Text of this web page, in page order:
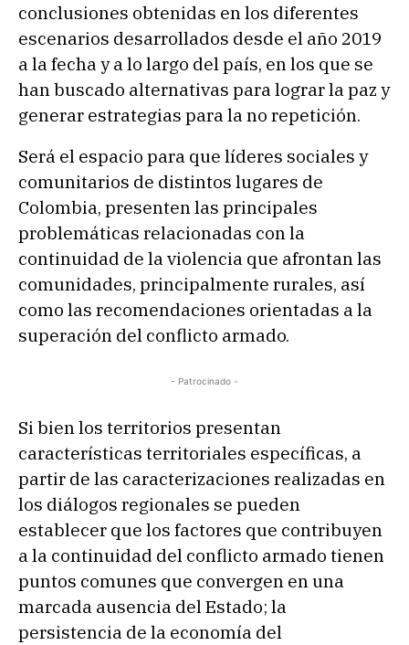
conclusiones obtenidas en los diferentes
escenarios desarrollados desde el año 2019
a la fecha y a lo largo del país, en los que se
han buscado alternativas para lograr la paz y
generar estrategias para la no repetición.
Será el espacio para que líderes sociales y
comunitarios de distintos lugares de
Colombia, presenten las principales
problemáticas relacionadas con la
continuidad de la violencia que afrontan las
comunidades, principalmente rurales, así
como las recomendaciones orientadas a la
superación del conflicto armado.
- Patrocinado -
Si bien los territorios presentan
características territoriales específicas, a
partir de las caracterizaciones realizadas en
los diálogos regionales se pueden
establecer que los factores que contribuyen
a la continuidad del conflicto armado tienen
puntos comunes que convergen en una
marcada ausencia del Estado; la
persistencia de la economía del